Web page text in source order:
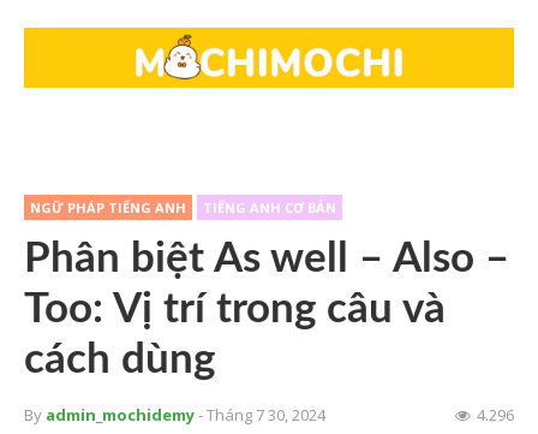
NGỮ PHÁP TIẾNG ANH TIẾNG ANH CƠ BẢN
Phân biệt As well – Also –
Too: Vị trí trong câu và
cách dùng
By admin_mochidemy- Tháng 7 30, 2024 4.296